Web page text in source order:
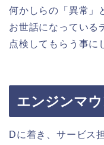
何かしらの「異常」
お世話になっている
点検してもらう事に
エンジンマ
Dに着き、サービス